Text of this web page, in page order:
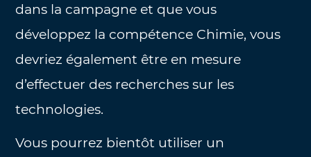
dans la campagne et que vous
développez la compétence Chimie, vous
devriez également être en mesure
d’effectuer des recherches sur les
technologies.
Vous pourrez bientôt utiliser un